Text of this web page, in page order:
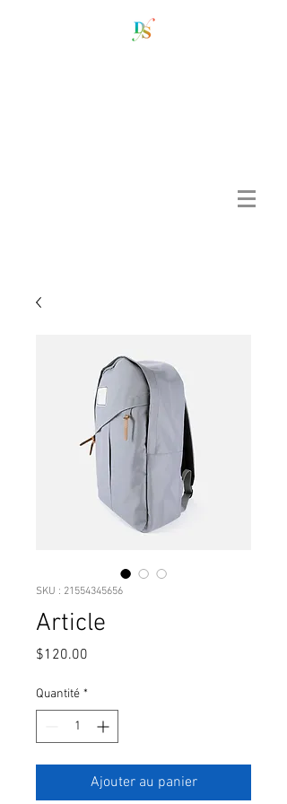
SKU : 21554345656
Article
$120.00
Quantité *
Ajouter au panier